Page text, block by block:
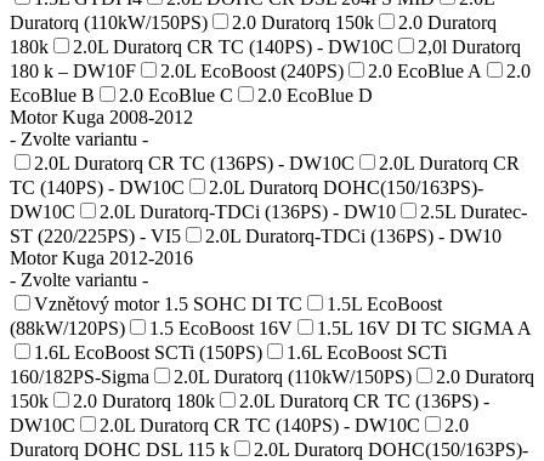
Duratorq (110kW/150PS)
2.0 Duratorq 150k
2.0 Duratorq
180k
2.0L Duratorq CR TC (140PS) - DW10C
2,0l Duratorq
180 k – DW10F
2.0L EcoBoost (240PS) 2.0 EcoBlue A
2.0
EcoBlue B
2.0 EcoBlue C
2.0 EcoBlue D
Motor Kuga 2008-2012
- Zvolte variantu -
2.0L Duratorq CR TC (136PS) - DW10C
2.0L Duratorq CR
TC (140PS) - DW10C
2.0L Duratorq DOHC(150/163PS)-
DW10C
2.0L Duratorq-TDCi (136PS) - DW10
2.5L Duratec-
ST (220/225PS) - VI5
2.0L Duratorq-TDCi (136PS) - DW10
Motor Kuga 2012-2016
- Zvolte variantu -
Vznětový motor 1.5 SOHC DI TC
1.5L EcoBoost
(88kW/120PS)
1.5 EcoBoost 16V
1.5L 16V DI TC SIGMA A
1.6L EcoBoost SCTi (150PS)
1.6L EcoBoost SCTi
160/182PS-Sigma
2.0L Duratorq (110kW/150PS)
2.0 Duratorq
150k
2.0 Duratorq 180k
2.0L Duratorq CR TC (136PS) -
DW10C
2.0L Duratorq CR TC (140PS) - DW10C
2.0
Duratorq DOHC DSL 115 k
2.0L Duratorq DOHC(150/163PS)-